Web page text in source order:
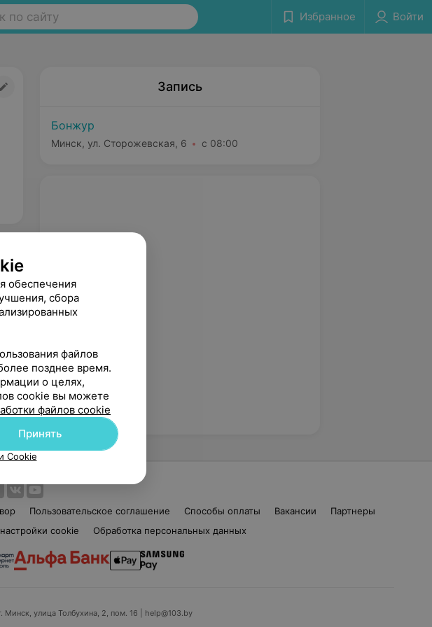
по сайту Избранное Войти
Запись
Бонжур
Минск, ул. Сторожевская, 6 с 08:00
Пользовательское соглашение Способы оплаты Вакансии
Партнеры
cookie Обработка персональных данных
Минск, улица Толбухина, 2, пом. 16 | help@103.by
обеспечения
сбора
файлов
позднее время.
о целях,
cookie вы можете
файлов cookie
Принять
Cookie